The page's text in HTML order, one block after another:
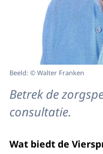
Beeld: © Walter Franken
Betrek de
consultatie.
Wat biedt de